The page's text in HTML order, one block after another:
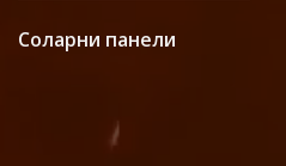
Соларни панели